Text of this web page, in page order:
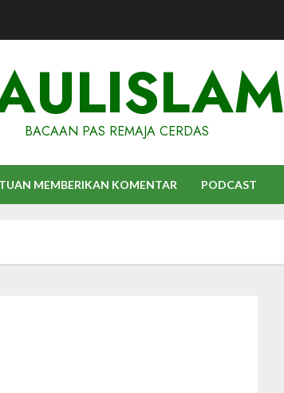
BACAAN PAS REMAJA CERDAS
MEMBERIKAN KOMENTAR PODCAST